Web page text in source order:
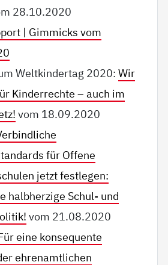
28.10.2020
| Gimmicks vom
Weltkindertag 2020:Wir
Kinderrechte – auch im
vom 18.09.2020
für Offene
jetzt festlegen:
halbherzige Schul- und
vom 21.08.2020
eine konsequente
ehrenamtlichen